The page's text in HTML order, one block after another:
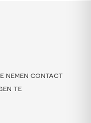
nemen contact
te